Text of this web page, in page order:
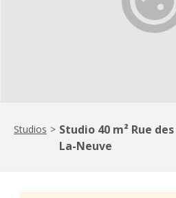
Studios > Studio 40 m² Rue
La-Neuve